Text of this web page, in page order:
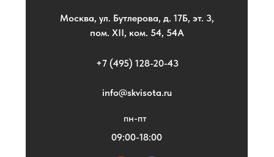
+7 (495) 128-20-43
info@skvisota.ru
Москва, ул. Бутлерова, д. 17Б, эт. 3,
пом. XII, ком. 54, 54А
пн-пт
09:00-18:00